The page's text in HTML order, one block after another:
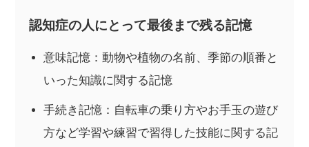
認知症の人にとって最後まで残る記憶
意味記憶：動物や植物の名前、季節の順番と
いった知識に関する記憶
手続き記憶：自転車の乗り方やお手玉の遊び
方など学習や練習で習得した技能に関する記